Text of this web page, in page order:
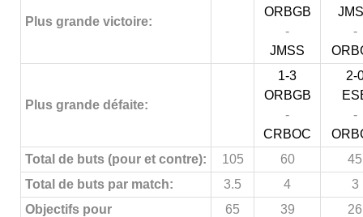
Plus grande victoire:
ORBGB
-
JMSS
-
Plus grande défaite:
1-3
ORBGB
-
CRBOC
2-
-
Total de buts (pour et contre):
105 60
45
Total de buts par match:
3.5 4
3
Objectifs pour
65 39
26